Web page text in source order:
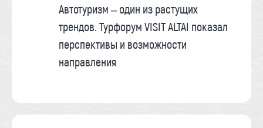
Автотуризм – один из растущих
трендов. Турфорум VISIT ALTAI показал
перспективы и возможности
направления